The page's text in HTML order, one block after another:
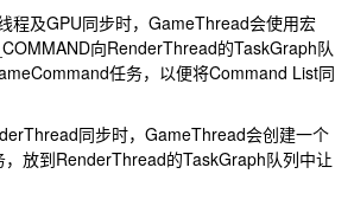
程及GPU同步时，GameThread会使用宏
向RenderThread的TaskGraph队
任务，以便将Command List同
同步时，GameThread会创建一个
放到RenderThread的TaskGraph队列中让